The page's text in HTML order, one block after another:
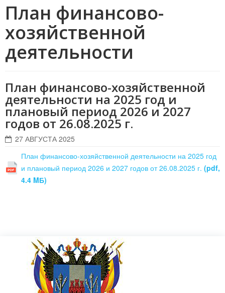
План финансово-
хозяйственной
деятельности
План финансово-хозяйственной
деятельности на 2025 год и
плановый период 2026 и 2027
годов от 26.08.2025 г.
27 АВГУСТА 2025
План финансово-хозяйственной деятельности на 2025 год
и плановый период 2026 и 2027 годов от 26.08.2025 г. (pdf,
4.4 MБ)